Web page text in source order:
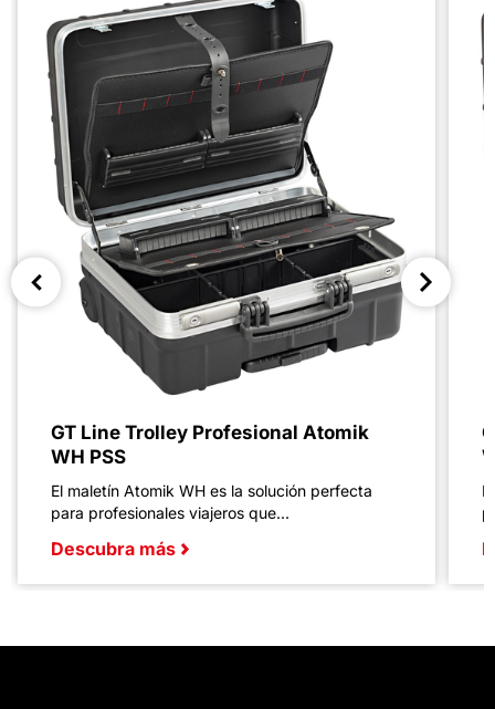
GT Line Trolley Profesional Atomik
WH PSS
El maletín Atomik WH es la solución perfecta
para profesionales viajeros que...
Descubra más